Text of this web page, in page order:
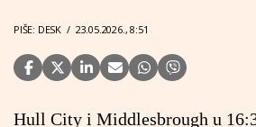
PIŠE: DESK / 23.05.2026., 8:51
Hull City i Middlesbrough u